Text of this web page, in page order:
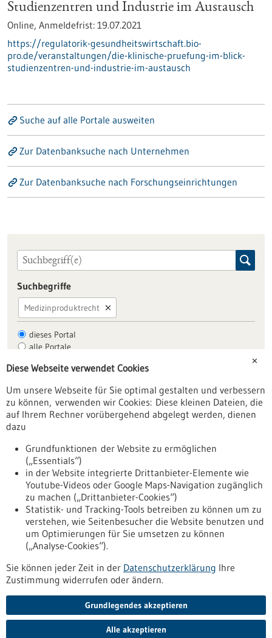
Studienzentren und Industrie im Austausch
Online, Anmeldefrist: 19.07.2021
https://regulatorik-gesundheitswirtschaft.bio-
pro.de/veranstaltungen/die-klinische-pruefung-im-blick-
studienzentren-und-industrie-im-austausch
Suche auf alle Portale ausweiten
Zur Datenbanksuche nach Unternehmen
Zur Datenbanksuche nach Forschungseinrichtungen
Suchbegriffe
Medizinproduktrecht
dieses Portal
alle Portale
Allgemein
Fachbeiträge
Förderungen
Veranstaltungen
Erscheinungsdatum
zurücksetzen
anzeigen
✕
Diese Webseite verwendet Cookies
Um unsere Webseite für Sie optimal gestalten und verbessern
zu können, verwenden wir Cookies: Diese kleinen Dateien, die
auf Ihrem Rechner vorübergehend abgelegt werden, dienen
dazu
Grundfunktionen der Website zu ermöglichen
(„Essentials“)
in der Website integrierte Drittanbieter-Elemente wie
Youtube-Videos oder Google Maps-Navigation zugänglich
zu machen („Drittanbieter-Cookies“)
Statistik- und Tracking-Tools betreiben zu können um zu
verstehen, wie Seitenbesucher die Website benutzen und
um Optimierungen für Sie umsetzen zu können
(„Analyse-Cookies“).
Sie können jeder Zeit in der Datenschutzerklärung Ihre
Zustimmung widerrufen oder ändern.
Grundlegendes akzeptieren
Alle akzeptieren